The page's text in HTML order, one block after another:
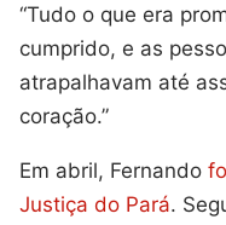
“Tudo o que era
cumprido, e as
atrapalhavam até
coração.”
Em abril, Fernando
Justiça do Pará.